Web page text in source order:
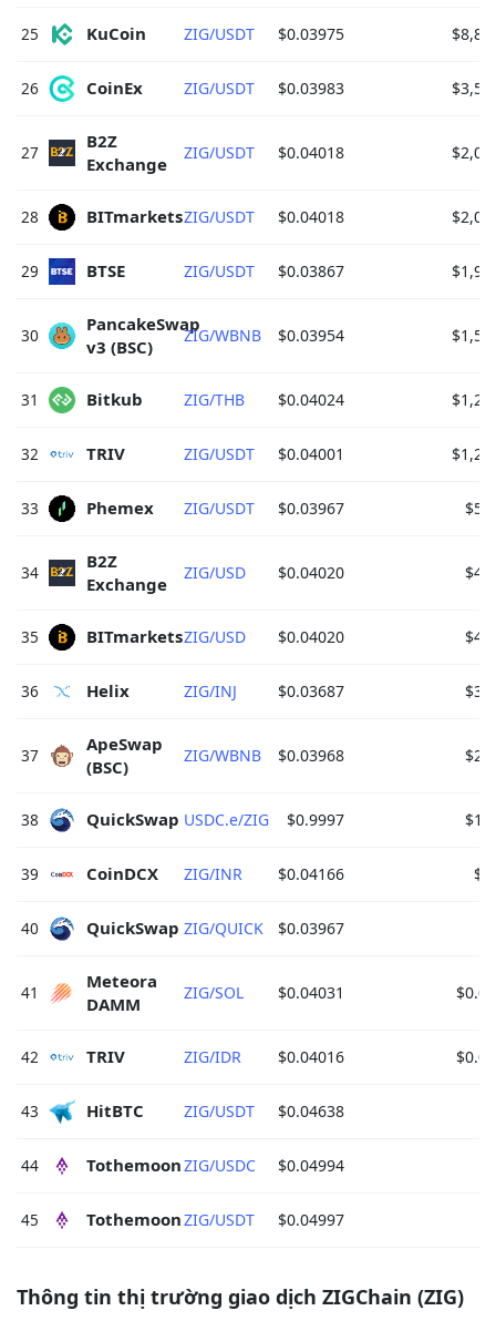
25 KuCoin ZIG/USDT $0.03975
26 CoinEx ZIG/USDT $0.03983
27
B2Z
Exchange
ZIG/USDT $0.04018
28 BITmarkets ZIG/USDT $0.04018
29 BTSE ZIG/USDT $0.03867
30
PancakeSwap
v3 (BSC)
ZIG/WBNB $0.03954
31 Bitkub ZIG/THB $0.04024
32 TRIV ZIG/USDT $0.04001
33 Phemex ZIG/USDT $0.03967
34
B2Z
Exchange
ZIG/USD $0.04020
35 BITmarkets ZIG/USD $0.04020
36 Helix ZIG/INJ $0.03687
37
ApeSwap
(BSC)
ZIG/WBNB $0.03968
38 QuickSwap USDC.e/ZIG $0.9997
39 CoinDCX ZIG/INR $0.04166
40 QuickSwap ZIG/QUICK $0.03967
41
Meteora
DAMM
ZIG/SOL $0.04031
42 TRIV ZIG/IDR $0.04016
43 HitBTC ZIG/USDT $0.04638
44 Tothemoon ZIG/USDC $0.04994
45 Tothemoon ZIG/USDT $0.04997
Thông tin thị trường giao dịch ZIGChain (ZIG)